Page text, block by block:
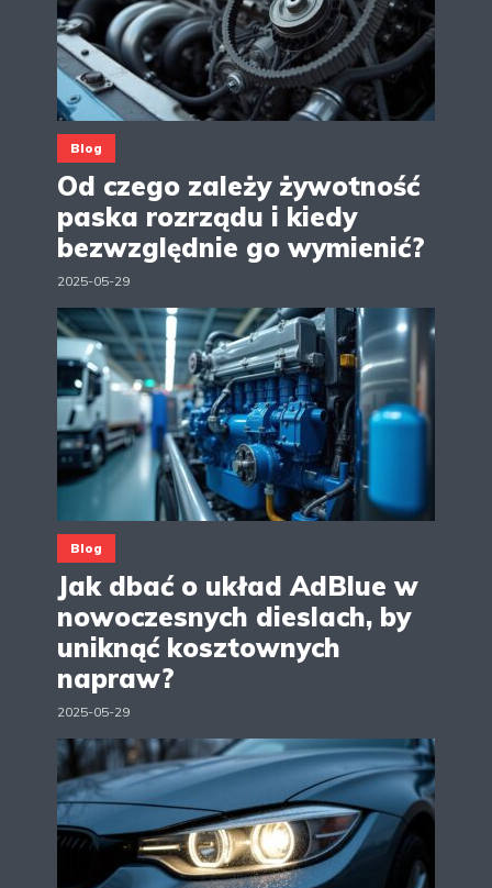
Blog
Od czego zależy żywotność
paska rozrządu i kiedy
bezwzględnie go wymienić?
2025-05-29
Blog
Jak dbać o układ AdBlue w
nowoczesnych dieslach, by
uniknąć kosztownych
napraw?
2025-05-29